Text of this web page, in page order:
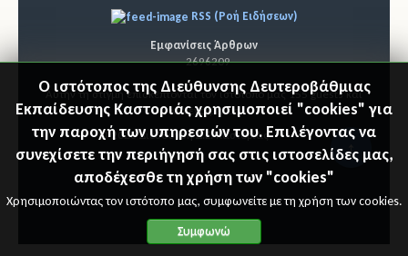
RSS (Ροή Ειδήσεων)
Εμφανίσεις Άρθρων
2696209
Αυτήν τη στιγμή επισκέπτονται τον ιστότοπό μας 155 guests και
κανένα μέλος
Ο ιστότοπος της Διεύθυνσης Δευτεροβάθμιας
Εκπαίδευσης Καστοριάς χρησιμοποιεί "cookies" για
την παροχή των υπηρεσιών του. Επιλέγοντας να
συνεχίσετε την περιήγησή σας στις ιστοσελίδες μας,
αποδέχεσθε τη χρήση των "cookies"
Χρησιμοποιώντας τον ιστότοπο μας, συμφωνείτε με τη χρήση των cookies.
Συμφωνώ
"Επιστ
© 2026 Διεύθυνση Δ.Ε. Καστοριάς